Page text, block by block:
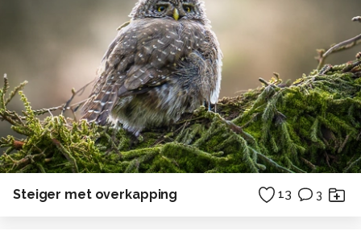
Steiger met overkapping 13 3